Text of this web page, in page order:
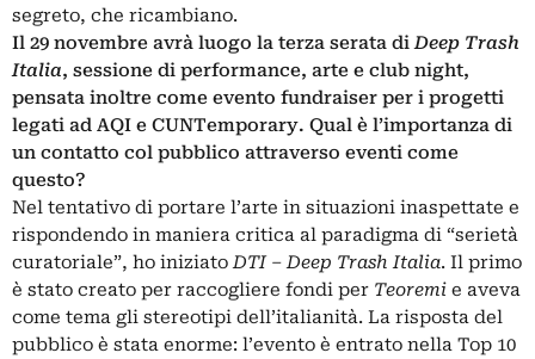
segreto, che ricambiano.
Il 29 novembre avrà luogo la terza serata diDeep Trash
Italia, sessione di performance, arte e club night,
pensata inoltre come evento fundraiser per i progetti
legati ad AQI e CUNTemporary. Qual è l’importanza di
un contatto col pubblico attraverso eventi come
questo?
Nel tentativo di portare l’arte in situazioni inaspettate e
rispondendo in maniera critica al paradigma di “serietà
curatoriale”, ho iniziatoDTI –Deep Trash Italia. Il primo
è stato creato per raccogliere fondi per Teoremi e aveva
come tema gli stereotipi dell’italianità. La risposta del
pubblico è stata enorme: l’evento è entrato nella Top 10